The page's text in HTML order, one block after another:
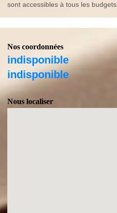
sont accessibles à tous les budgets.
Nos coordonnées
indisponible
indisponible
Nous localiser